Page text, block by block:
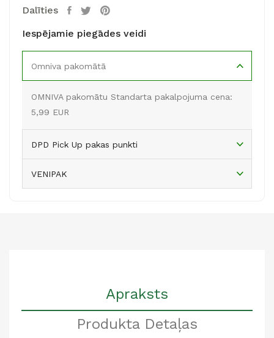
Dalīties
Iespējamie piegādes veidi
Omniva pakomātā
OMNIVA pakomātu Standarta pakalpojuma cena:
5,99 EUR
DPD Pick Up pakas punkti
VENIPAK
Apraksts
Produkta Detaļas